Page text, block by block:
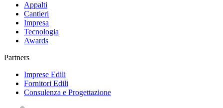
Appalti
Cantieri
Impresa
Tecnologia
Awards
Partners
Imprese Edili
Fornitori Edili
Consulenza e Progettazione